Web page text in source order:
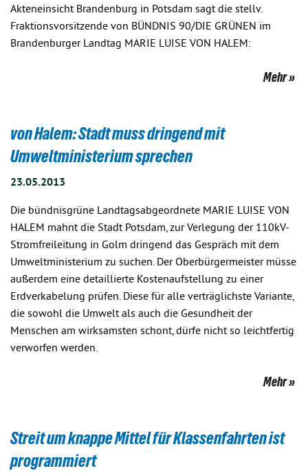
Akteneinsicht Brandenburg in Potsdam sagt die stellv.
Fraktionsvorsitzende von BÜNDNIS 90/DIE GRÜNEN im
Brandenburger Landtag MARIE LUISE VON HALEM:
Mehr
von Halem: Stadt muss dringend mit
Umweltministerium sprechen
23.05.2013
Die bündnisgrüne Landtagsabgeordnete MARIE LUISE VON
HALEM mahnt die Stadt Potsdam, zur Verlegung der 110kV-
Stromfreileitung in Golm dringend das Gespräch mit dem
Umweltministerium zu suchen. Der Oberbürgermeister müsse
außerdem eine detaillierte Kostenaufstellung zu einer
Erdverkabelung prüfen. Diese für alle verträglichste Variante,
die sowohl die Umwelt als auch die Gesundheit der
Menschen am wirksamsten schont, dürfe nicht so leichtfertig
verworfen werden.
Mehr
Streit um knappe Mittel für Klassenfahrten ist
programmiert